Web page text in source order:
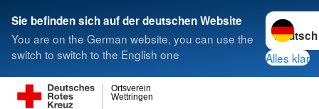
Sie befinden sich auf der deutschen Website
You are on the German website, you can use the
switch to switch to the English one
Sprache
Alles klar
Wettringen
Ortsverein
Suche